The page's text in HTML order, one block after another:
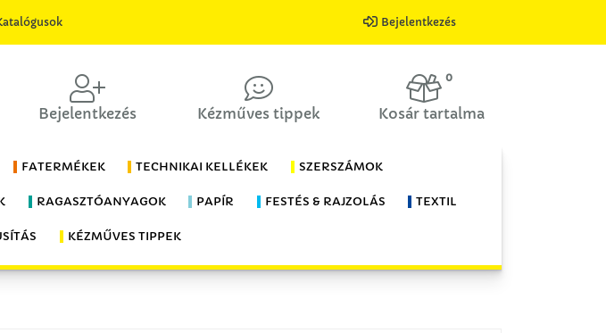
Bejelentkezés
Bejelentkezés Kézműves tippek
0
Kosár tartalma
FATERMÉKEK TECHNIKAI KELLÉKEK SZERSZÁMOK
RAGASZTÓANYAGOK PAPÍR FESTÉS & RAJZOLÁS TEXTIL
KÉZMŰVES TIPPEK